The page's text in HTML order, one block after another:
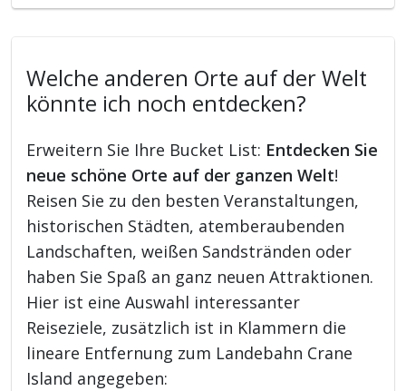
Welche anderen Orte auf der Welt
könnte ich noch entdecken?
Erweitern Sie Ihre Bucket List: Entdecken Sie
neue schöne Orte auf der ganzen Welt!
Reisen Sie zu den besten Veranstaltungen,
historischen Städten, atemberaubenden
Landschaften, weißen Sandstränden oder
haben Sie Spaß an ganz neuen Attraktionen.
Hier ist eine Auswahl interessanter
Reiseziele, zusätzlich ist in Klammern die
lineare Entfernung zum Landebahn Crane
Island angegeben: